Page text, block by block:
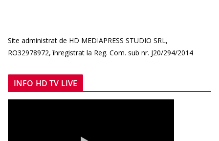
Site administrat de HD MEDIAPRESS STUDIO SRL,
RO32978972, înregistrat la Reg. Com. sub nr. J20/294/2014
INFO HD TV LIVE